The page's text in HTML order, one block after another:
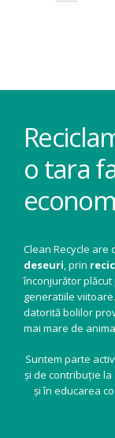
o tara
Clean Recycle are
deseuri, prin
înconjurător
generatiile
datorită bolilor
mai mare de
Suntem parte
și de contribuție
și în educarea